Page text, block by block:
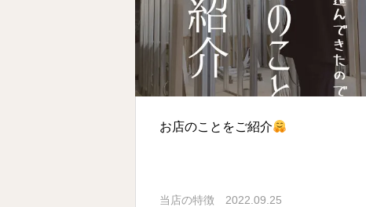
お店のことをご紹介
当店の特徴 2022.09.25